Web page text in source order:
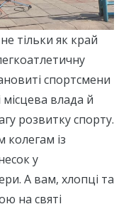
тільки як край
спортсмени
місцева влада й
розвитку спорту.
із
у
А вам, хлопці та
на святі